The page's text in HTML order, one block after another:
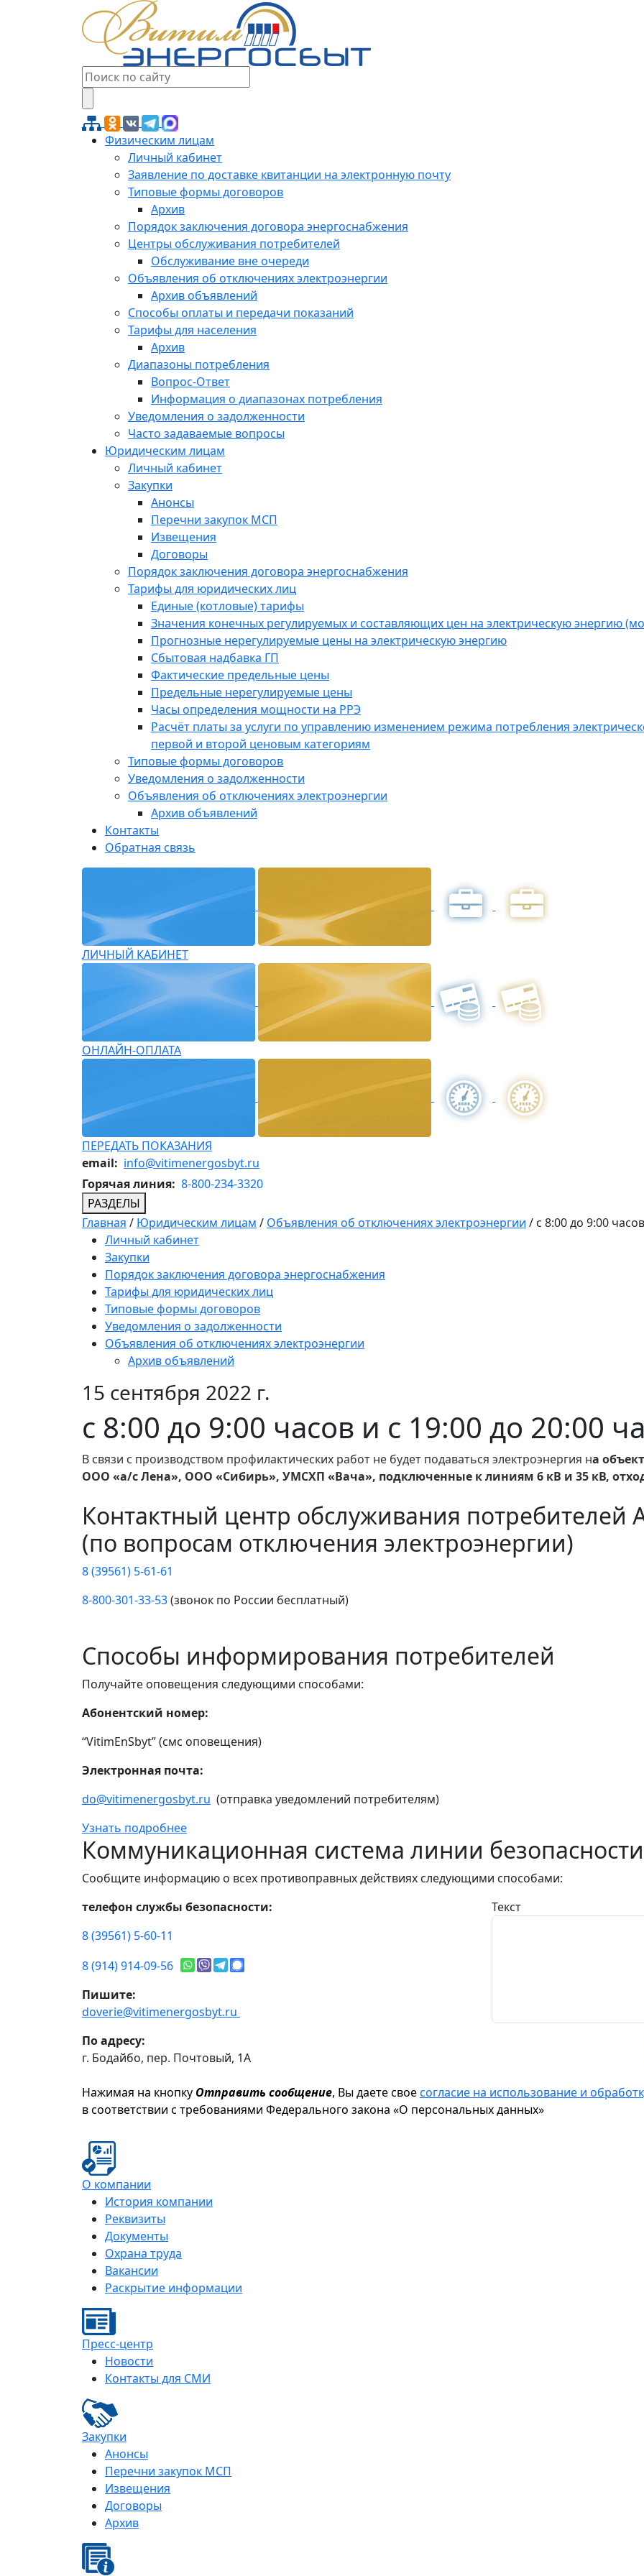
Физическим лицам
Личный кабинет
Заявление по доставке квитанции на электронную почту
Типовые формы договоров
Архив
Порядок заключения договора энергоснабжения
Центры обслуживания потребителей
Обслуживание вне очереди
Объявления об отключениях электроэнергии
Архив объявлений
Способы оплаты и передачи показаний
Тарифы для населения
Архив
Диапазоны потребления
Вопрос-Ответ
Информация о диапазонах потребления
Уведомления о задолженности
Часто задаваемые вопросы
Юридическим лицам
Личный кабинет
Закупки
Анонсы
Перечни закупок МСП
Извещения
Договоры
Порядок заключения договора энергоснабжения
Тарифы для юридических лиц
Единые (котловые) тарифы
Значения конечных регулируемых и составляющих цен на электрическую энергию
Прогнозные нерегулируемые цены на электрическую энергию
Сбытовая надбавка ГП
Фактические предельные цены
Предельные нерегулируемые цены
Часы определения мощности на РРЭ
Расчёт платы за услуги по управлению изменением режима потребления
первой и второй ценовым категориям
Типовые формы договоров
Уведомления о задолженности
Объявления об отключениях электроэнергии
Архив объявлений
Контакты
Обратная связь
ЛИЧНЫЙ КАБИНЕТ
ОНЛАЙН-ОПЛАТА
ПЕРЕДАТЬ ПОКАЗАНИЯ
email: info@vitimenergosbyt.ru
Горячая линия: 8-800-234-3320
РАЗДЕЛЫ
Главная / Юридическим лицам / Объявления об отключениях электроэнергии / с 8:00 до 9:00
Личный кабинет
Закупки
Порядок заключения договора энергоснабжения
Тарифы для юридических лиц
Типовые формы договоров
Уведомления о задолженности
Объявления об отключениях электроэнергии
Архив объявлений
15 сентября 2022 г.
с 8:00 до 9:00 часов и с 19:00 до 20:00
В связи с производством профилактических работ не будет подаваться электроэнергия на
ООО «а/с Лена», ООО «Сибирь», УМСХП «Вача», подключенные к линиям 6 кВ и 35 кВ,
Контактный центр обслуживания потребителей
(по вопросам отключения электроэнергии)
8 (39561) 5-61-61
8-800-301-33-53(звонок по России бесплатный)
Способы информирования потребителей
Получайте оповещения следующими способами:
Абонентский номер:
“VitimEnSbyt” (смс оповещения)
Электронная почта:
do@vitimenergosbyt.ru (отправка уведомлений потребителям)
Узнать подробнее
Коммуникационная система линии безопасности
Сообщите информацию о всех противоправных действиях следующими способами:
телефон службы безопасности:
8 (39561) 5-60-11
8 (914) 914-09-56
Пишите:
doverie@vitimenergosbyt.ru
По адресу:
г. Бодайбо, пер. Почтовый, 1А
Текст
Нажимая на кнопку Отправить сообщение, Вы даете своесогласие на использование и
в соответствии с требованиями Федерального закона «О персональных данных»
О компании
История компании
Реквизиты
Документы
Охрана труда
Вакансии
Раскрытие информации
Пресс-центр
Новости
Контакты для СМИ
Закупки
Анонсы
Перечни закупок МСП
Извещения
Договоры
Архив